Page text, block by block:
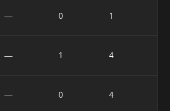
— 0 1
— 1 4
— 0 4